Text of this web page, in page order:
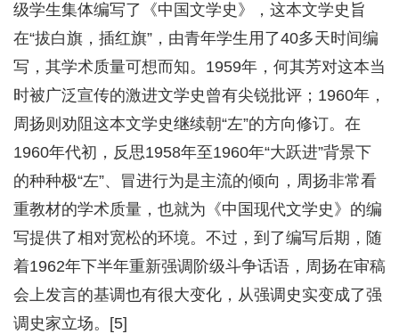
级学生集体编写了《中国文学史》，这本文学史旨
在“拔白旗，插红旗”，由青年学生用了40多天时间编
写，其学术质量可想而知。1959年，何其芳对这本当
时被广泛宣传的激进文学史曾有尖锐批评；1960年，
周扬则劝阻这本文学史继续朝“左”的方向修订。在
1960年代初，反思1958年至1960年“大跃进”背景下
的种种极“左”、冒进行为是主流的倾向，周扬非常看
重教材的学术质量，也就为《中国现代文学史》的编
写提供了相对宽松的环境。不过，到了编写后期，随
着1962年下半年重新强调阶级斗争话语，周扬在审稿
会上发言的基调也有很大变化，从强调史实变成了强
调史家立场。[5]